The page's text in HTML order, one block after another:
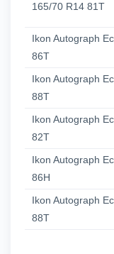
165/70 R14 81T
Ikon Autograph
86T
Ikon Autograph
88T
Ikon Autograph
82T
Ikon Autograph
86H
Ikon Autograph
88T